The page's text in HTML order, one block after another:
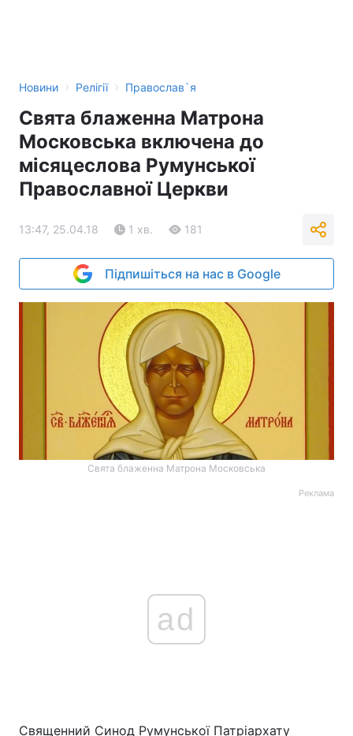
Новини › Релігії › Православ`я
Свята блаженна Матрона
Московська включена до
місяцеслова Румунської
Православної Церкви
13:47, 25.04.18 1 хв. 181
Підпишіться на нас в Google
Свята блаженна Матрона Московська
Реклама
ad
Священний Синод Румунської Патріархату